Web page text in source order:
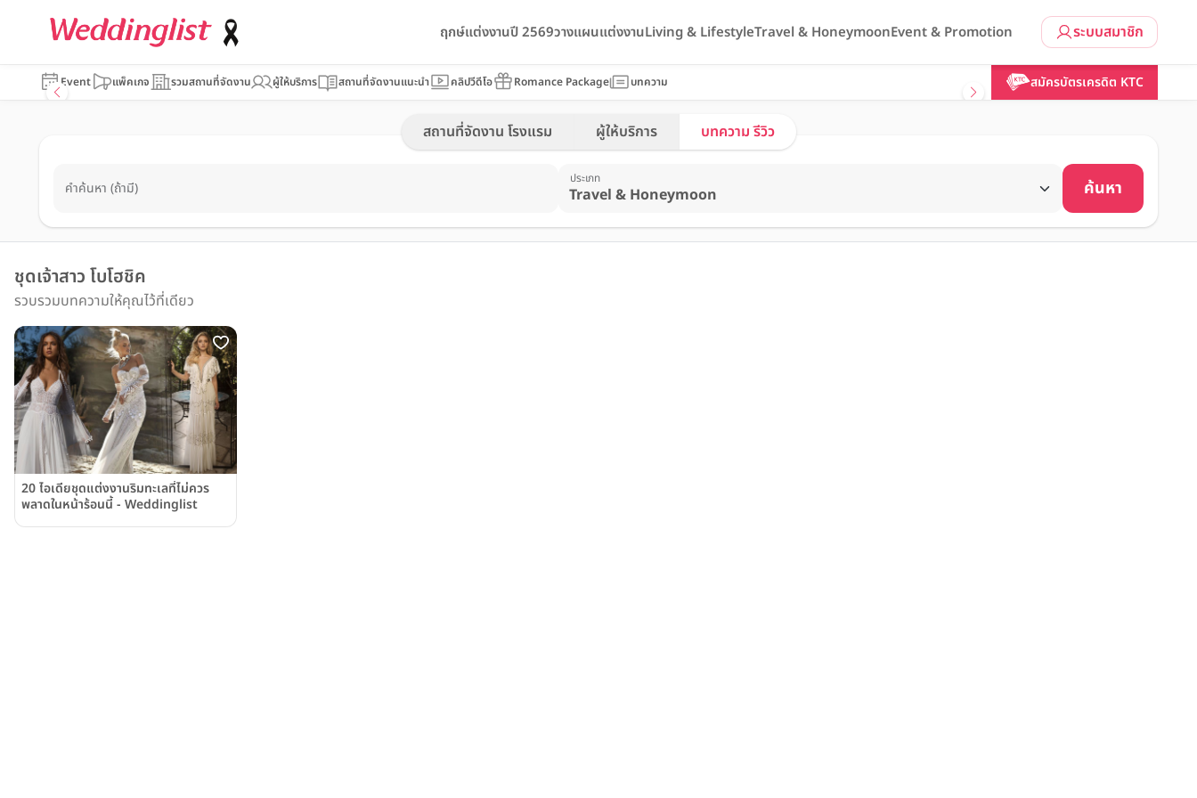
ระบบสมาชิก
ฤกษ์แต่งงานปี 2569วางแผนแต่งงานLiving & LifestyleTravel & HoneymoonEvent & Promotion
Event แพ็คเกจ รวมสถานที่จัดงาน ผู้ให้บริการ สถานที่จัดงานแนะนำ คลิปวีดีโอ Romance Package บทความ สมัครบัตรเครดิต KTC
สถานที่จัดงาน โรงแรม ผู้ให้บริการ บทความ รีวิว
คำค้นหา (ถ้ามี)
ประเภท ค้นหา
ชุดเจ้าสาว โบโฮชิค
รวบรวมบทความให้คุณไว้ที่เดียว
20 ไอเดียชุดแต่งงานริมทะเลที่ไม่ควร
พลาดในหน้าร้อนนี้ - Weddinglist